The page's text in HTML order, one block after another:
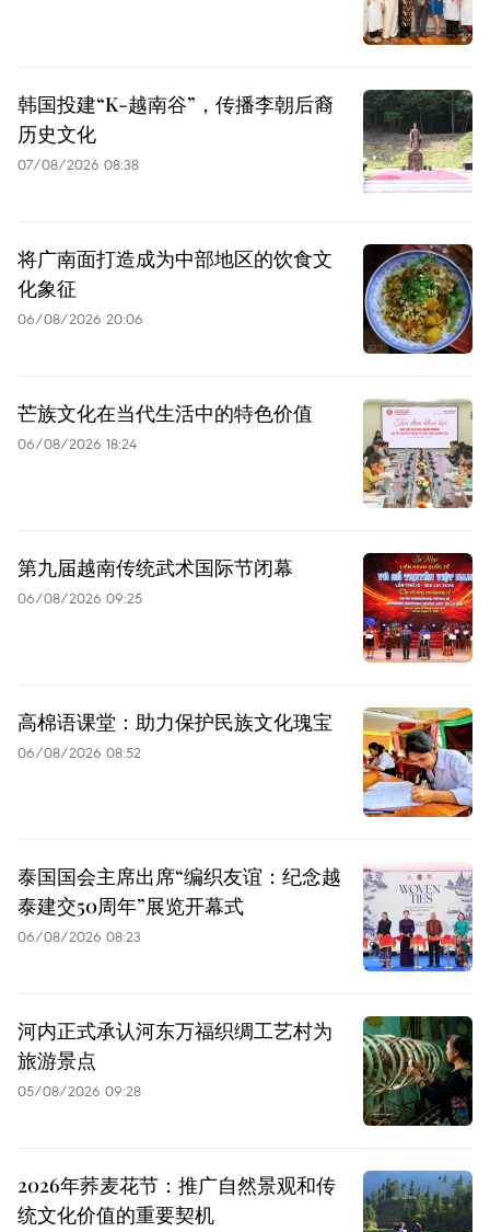
韩国投建“K-越南谷”，传播李朝后裔
历史文化
07/08/2026 08:38
将广南面打造成为中部地区的饮食文
化象征
06/08/2026 20:06
芒族文化在当代生活中的特色价值
06/08/2026 18:24
第九届越南传统武术国际节闭幕
06/08/2026 09:25
高棉语课堂：助力保护民族文化瑰宝
06/08/2026 08:52
泰国国会主席出席“编织友谊：纪念越
泰建交50周年”展览开幕式
06/08/2026 08:23
河内正式承认河东万福织绸工艺村为
旅游景点
05/08/2026 09:28
2026年荞麦花节：推广自然景观和传
统文化价值的重要契机